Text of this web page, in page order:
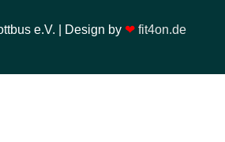
e.V. | Design by ❤ fit4on.de